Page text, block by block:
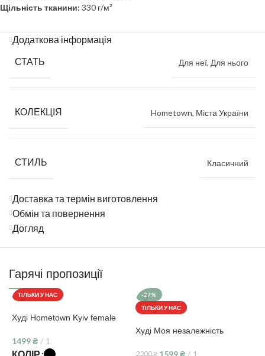
Щільність тканини: 330 г/м²
Додаткова інформація
СТАТЬ Для неї, Для нього
КОЛЕКЦІЯ Hometown, Міста України
СТИЛЬ Класичний
Доставка та термін виготовлення
Обмін та повернення
Догляд
Гарячі пропозиції
ТІЛЬКИ У НАС
Худі Hometown Kyiv female
1499₴ 1
-27%
ТІЛЬКИ У НАС
Худі Моя незалежність
1599₴ 1